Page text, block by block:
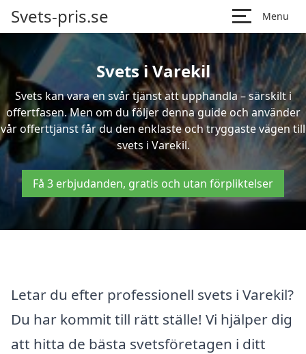
Svets-pris.se Menu
Svets i Varekil
Svets kan vara en svår tjänst att upphandla – särskilt i
offertfasen. Men om du följer denna guide och använder
vår offerttjänst får du den enklaste och tryggaste vägen till
svets i Varekil.
Få 3 erbjudanden, gratis och utan förpliktelser
Letar du efter professionell svets i Varekil?
Du har kommit till rätt ställe! Vi hjälper dig
att hitta de bästa svetsföretagen i ditt